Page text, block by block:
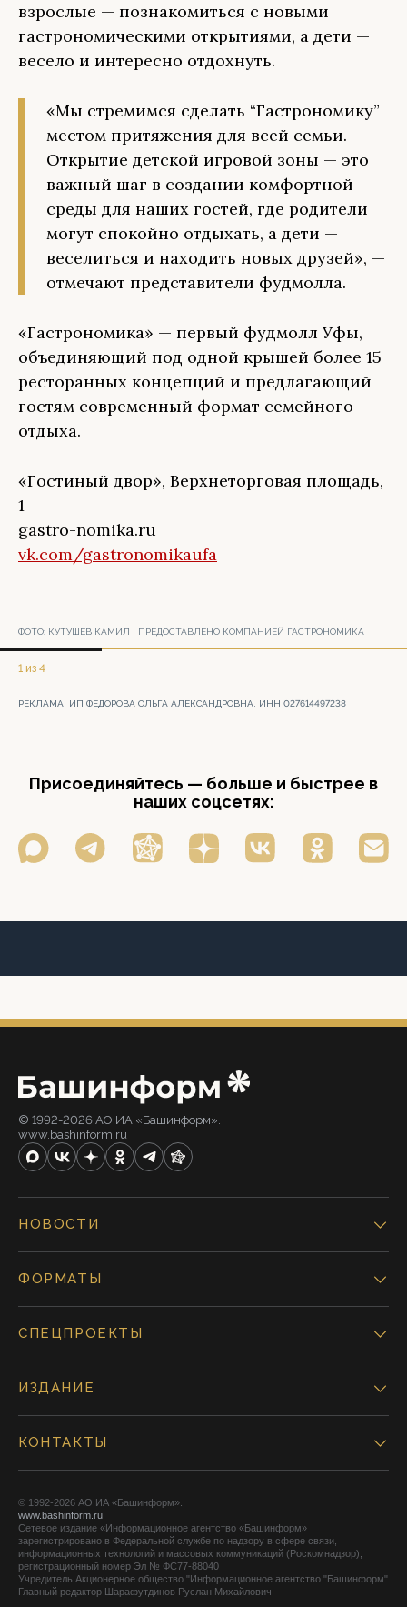
взрослые — познакомиться с новыми
гастрономическими открытиями, а дети —
весело и интересно отдохнуть.
«Мы стремимся сделать “Гастрономику”
местом притяжения для всей семьи.
Открытие детской игровой зоны — это
важный шаг в создании комфортной
среды для наших гостей, где родители
могут спокойно отдыхать, а дети —
веселиться и находить новых друзей», —
отмечают представители фудмолла.
«Гастрономика» — первый фудмолл Уфы,
объединяющий под одной крышей более 15
ресторанных концепций и предлагающий
гостям современный формат семейного
отдыха.
«Гостиный двор», Верхнеторговая площадь,
1
gastro-nomika.ru
vk.com/gastronomikaufa
ФОТО: КУТУШЕВ КАМИЛ | ПРЕДОСТАВЛЕНО КОМПАНИЕЙ ГАСТРОНОМИКА
1 из 4
РЕКЛАМА. ИП ФЕДОРОВА ОЛЬГА АЛЕКСАНДРОВНА. ИНН 027614497238
Присоединяйтесь — больше и быстрее в
наших соцсетях:
© 1992-2026 АО ИА «Башинформ».
www.bashinform.ru
НОВОСТИ
ФОРМАТЫ
СПЕЦПРОЕКТЫ
ИЗДАНИЕ
КОНТАКТЫ
© 1992-2026 АО ИА «Башинформ».
www.bashinform.ru
Сетевое издание «Информационное агентство «Башинформ»
зарегистрировано в Федеральной службе по надзору в сфере связи,
информационных технологий и массовых коммуникаций (Роскомнадзор),
регистрационный номер Эл № ФС77-88040
Учредитель Акционерное общество "Информационное агентство "Башинформ"
Главный редактор Шарафутдинов Руслан Михайлович